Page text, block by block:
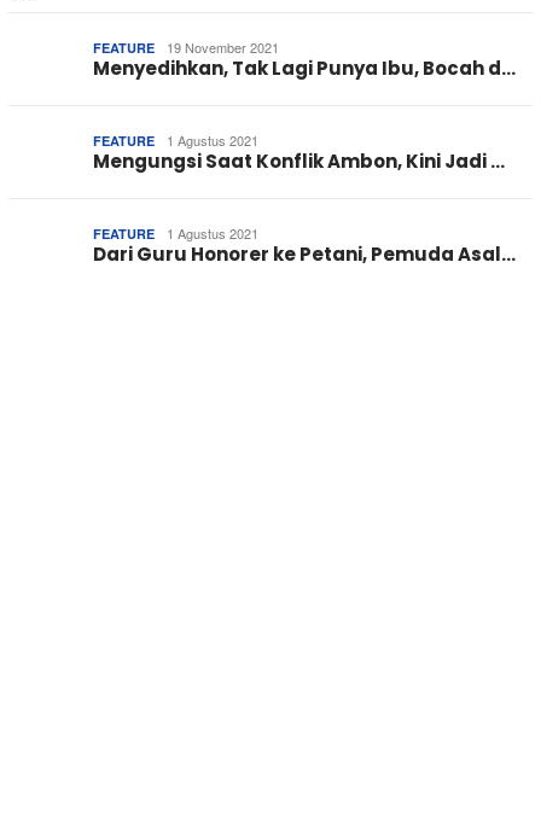
FEATURE 19 November 2021
Menyedihkan, Tak Lagi Punya Ibu, Bocah d…
FEATURE 1 Agustus 2021
Mengungsi Saat Konflik Ambon, Kini Jadi …
FEATURE 1 Agustus 2021
Dari Guru Honorer ke Petani, Pemuda Asal…